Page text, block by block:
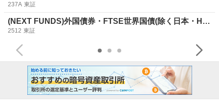
237A 東証
(NEXT FUNDS)外国債券・FTSE世界国債(除く日本・H有)
2512 東証